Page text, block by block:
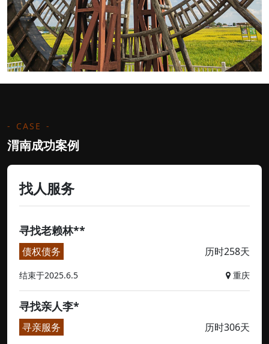
CASE
渭南成功案例
找人服务
寻找老赖林**
债权债务 历时258天
结束于2025.6.5 重庆
寻找亲人李*
寻亲服务 历时306天